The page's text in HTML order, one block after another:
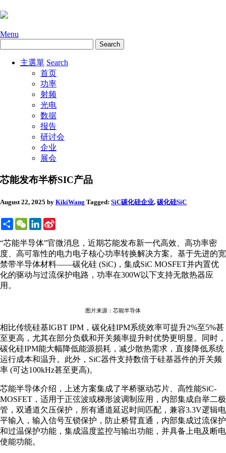
Menu
主選單 Search
首页
功率
射频
光电
数据
报告
研讨会
企业
展会
芯能发布半桥SIC产品
August 22, 2025 by KikiWang Tagged: SiC碳化硅企业, 碳化硅SiC
ShareWeChatLinkedIn
“芯能半导体”官微消息，近期芯能发布新一代高效、高功率密
度、高可靠性的电力电子核心功率转换解决方案。基于先进的宽
禁带半导体材料——碳化硅 (SiC)，集成SiC MOSFET并内置优
化的驱动与过流保护电路，功率在300W以下支持无散热器应
用。
图片来源：芯能半导体
相比传统硅基IGBT IPM，碳化硅IPM系统效率可提升2%至5%甚
至更高，尤其在部分负载和开关频率提升时优势更明显。同时，
碳化硅IPM能大幅降低能源损耗，减少散热需求，直接降低系统
运行成本和温升。此外，SiC器件支持数倍于硅基器件的开关频
率 (可达100kHz甚至更高)。
芯能半导体介绍，上述方案集成了半桥驱动芯片、高性能SiC-
MOSFET，适用于正弦波或梯形波调制应用，内部集成自举二极
管，双通道欠压保护，所有通道延迟时间匹配，兼容3.3V逻辑电
平输入，输入信号互锁保护，防止桥臂直通，内部集成过流保护
和过温保护功能，集成温度监控与输出功能，并具备上电及断电
使能功能。